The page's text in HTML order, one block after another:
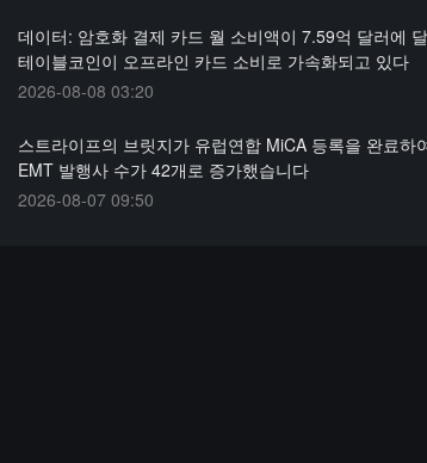
데이터: 암호화 결제 카드 월 소비액이 7.59억 달러에
테이블코인이 오프라인 카드 소비로 가속화되고 있다
2026-08-08 03:20
스트라이프의 브릿지가 유럽연합 MiCA 등록을 완료하
EMT 발행사 수가 42개로 증가했습니다
2026-08-07 09:50